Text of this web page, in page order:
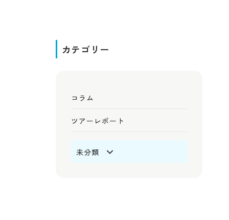
カテゴリー
コラム
ツアーレポート
未分類